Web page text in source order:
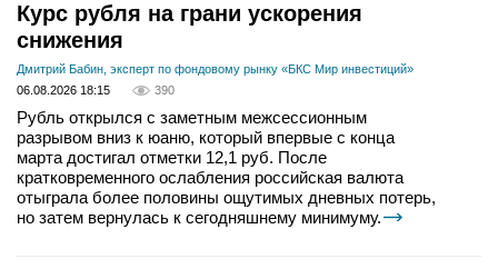
Курс рубля на грани ускорения
снижения
Дмитрий Бабин, эксперт по фондовому рынку «БКС Мир инвестиций»
06.08.2026 18:15
390
Рубль открылся с заметным межсессионным
разрывом вниз к юаню, который впервые с конца
марта достигал отметки 12,1 руб. После
кратковременного ослабления российская валюта
отыграла более половины ощутимых дневных потерь,
но затем вернулась к сегодняшнему минимуму.